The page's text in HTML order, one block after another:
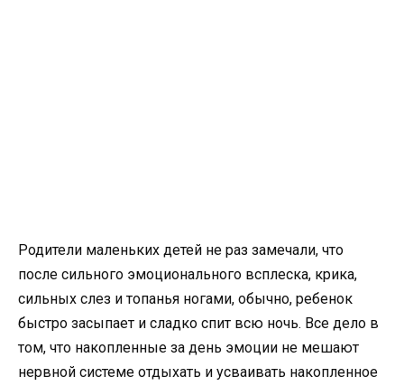
Родители маленьких детей не раз замечали, что
после сильного эмоционального всплеска, крика,
сильных слез и топанья ногами, обычно, ребенок
быстро засыпает и сладко спит всю ночь. Все дело в
том, что накопленные за день эмоции не мешают
нервной системе отдыхать и усваивать накопленное